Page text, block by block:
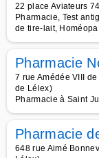
22 place Aviateurs
Pharmacie, Test
de tire-lait, Homéopa
Pharmacie
7 rue Amédée VIII
de Lélex)
Pharmacie à Saint
Pharmacie
648 rue Aimé